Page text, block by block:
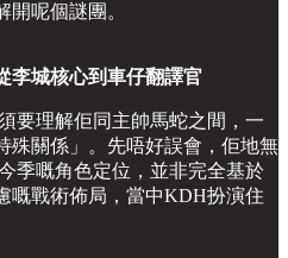
呢個謎團。
李城核心到車仔翻譯官
要理解佢同主帥馬蛇之間，一
殊關係」。先唔好誤會，佢地無
季嘅角色定位，並非完全基於
嘅戰術佈局，當中KDH扮演住